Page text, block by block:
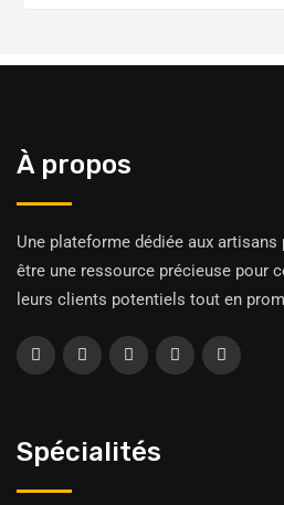
À propos
Une plateforme dédiée aux
être une ressource précieuse pour
leurs clients potentiels tout en
Spécialités